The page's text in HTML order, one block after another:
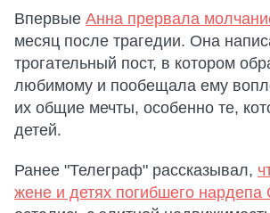
Впервые Анна прервала
месяц после трагедии. Она
трогательный пост, в котором
любимому и пообещала ему
их общие мечты, особенно те,
детей.
Ранее "Телеграф" рассказывал,
жене и детях погибшего нардепа